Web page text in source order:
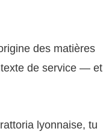
des matières
de service — et
lyonnaise, tu